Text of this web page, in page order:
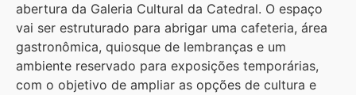
abertura da Galeria Cultural da Catedral. O espaço
vai ser estruturado para abrigar uma cafeteria, área
gastronômica, quiosque de lembranças e um
ambiente reservado para exposições temporárias,
com o objetivo de ampliar as opções de cultura e